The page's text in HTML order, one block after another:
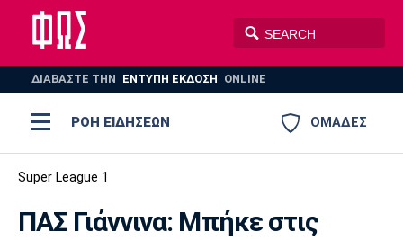
ΔΙΑΒΑΣΤΕ THN ΕΝΤΥΠΗ ΕΚΔΟΣΗ ONLINE
ΟΜΑΔΕΣ
ΡΟΗ ΕΙΔΗΣΕΩΝ
ΠΟΔΟΣΦΑΙΡΟ
Ποδόσφαιρο
Super League 1
Μπάσκετ
Super League 1
ΠΑΣ Γιάννινα: Μπήκε στις